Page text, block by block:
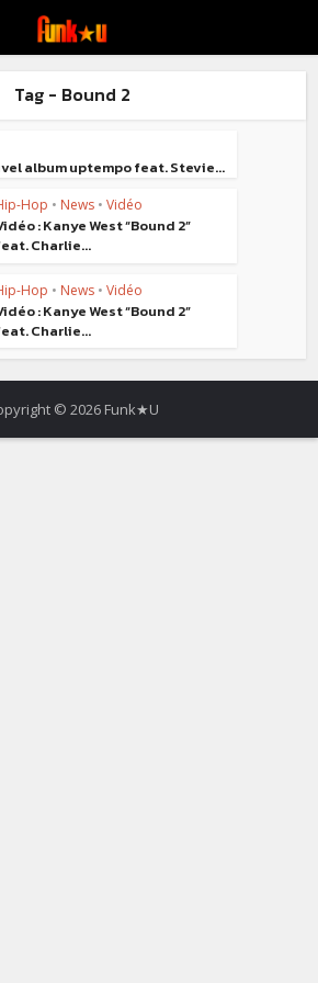
Tag - Bound 2
album uptempo feat. Stevie...
Hop • News • Vidéo
: Kanye West “Bound 2”
Charlie...
Hop • News • Vidéo
: Kanye West “Bound 2”
Charlie...
© 2026 Funk★U